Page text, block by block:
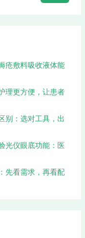
疮敷料吸收液体能
理更方便，让患者
别：选对工具，出
光仪眼底功能：医
先看需求，再看配